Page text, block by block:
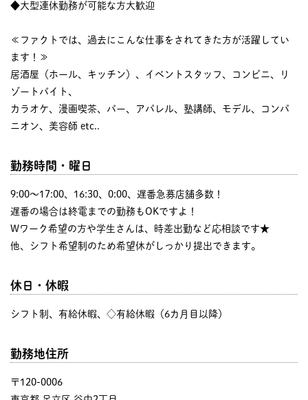
◆大型連休勤務が可能な方大歓迎
≪ファクトでは、過去にこんな仕事をされてきた方が活躍してい
ます！≫
居酒屋（ホール、キッチン）、イベントスタッフ、コンビニ、リ
ゾートバイト、
カラオケ、漫画喫茶、バー、アパレル、塾講師、モデル、コンパ
ニオン、美容師 etc..
勤務時間・曜日
9:00〜17:00、16:30、0:00、遅番急募店舗多数！
遅番の場合は終電までの勤務もOKですよ！
Wワーク希望の方や学生さんは、時差出勤など応相談です★
他、シフト希望制のため希望休がしっかり提出できます。
休日・休暇
シフト制、有給休暇、◇有給休暇（6カ月目以降）
勤務地住所
〒120-0006